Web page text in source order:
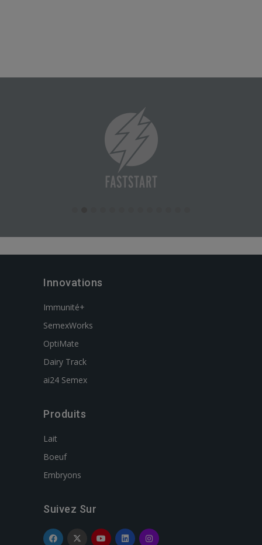
Innovations
Immunité+
SemexWorks
OptiMate
Dairy Track
ai24 Semex
Produits
Lait
Boeuf
Embryons
Suivez Sur